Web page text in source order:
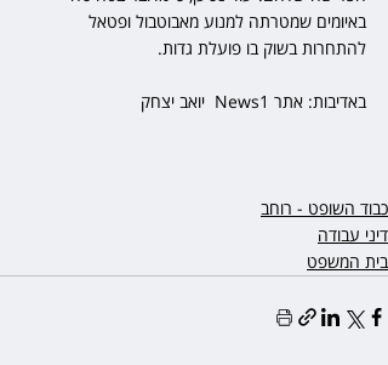
באיומים שמטרתה למנוע מאבוטבול ופטאל
להתחרות בשוק בו פועלת גדות.
באדיבות: אתר News1  יואב יצחק
כבוד השופט - רוחב
דיני עבודה
בית המשפט